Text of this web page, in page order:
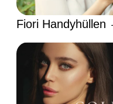
Fiori Handyhüllen